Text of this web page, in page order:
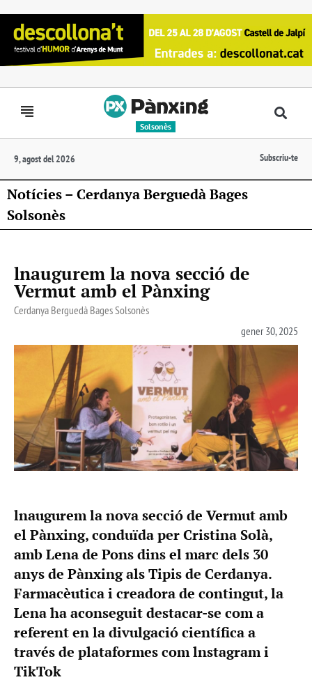
Solsonès
9, agost del 2026 Subscriu-te
Notícies – Cerdanya Berguedà Bages
Solsonès
lnaugurem la nova secció de
Vermut amb el Pànxing
Cerdanya Berguedà Bages Solsonès
gener 30, 2025
lnaugurem la nova secció de Vermut amb
el Pànxing, conduïda per Cristina Solà,
amb Lena de Pons dins el marc dels 30
anys de Pànxing als Tipis de Cerdanya.
Farmacèutica i creadora de contingut, la
Lena ha aconseguit destacar-se com a
referent en la divulgació científica a
través de plataformes com lnstagram i
TikTok